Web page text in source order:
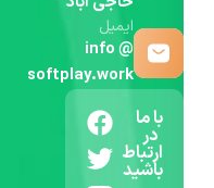
ایمیل
info @
softplay.work
با ما
در
ارتباط
باشید